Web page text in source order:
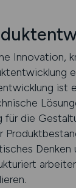
Innovation,
die